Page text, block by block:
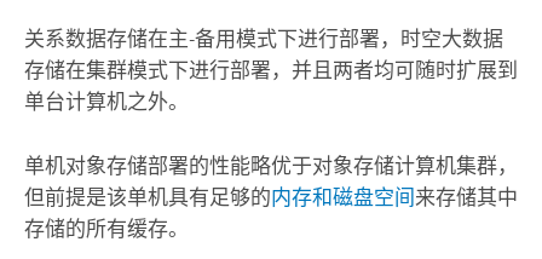
关系数据存储在主-备用模式下进行部署，时空大数据
存储在集群模式下进行部署，并且两者均可随时扩展到
单台计算机之外。
单机对象存储部署的性能略优于对象存储计算机集群，
但前提是该单机具有足够的内存和磁盘空间来存储其中
存储的所有缓存。